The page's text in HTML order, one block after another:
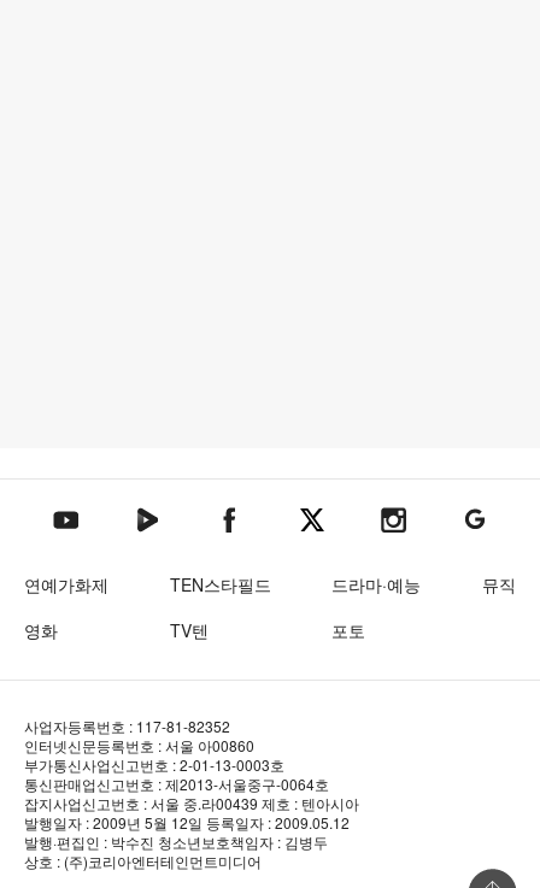
텐아시아 유튜브텐아시아 네이버TV텐아시아 페이스북텐아시아 엑스텐아시아 인스타그램
텐아시아
연예가화제 TEN스타필드 드라마·예능
뮤직
영화
TV텐 포토
사업자등록번호 : 117-81-82352
인터넷신문등록번호 : 서울 아00860
부가통신사업신고번호 : 2-01-13-0003호
통신판매업신고번호 : 제2013-서울중구-0064호
잡지사업신고번호 : 서울 중.라00439 제호 : 텐아시아
발행일자 : 2009년 5월 12일 등록일자 : 2009.05.12
발행·편집인 : 박수진 청소년보호책임자 : 김병두
상호 : (주)코리아엔터테인먼트미디어
상단 바로